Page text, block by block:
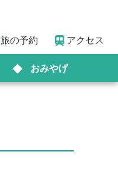
旅の予約 アクセス
おみやげ